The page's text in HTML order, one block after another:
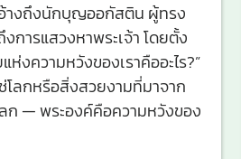
างถึงนักบุญออกัสติน ผู้ทรง
การแสวงหาพระเจ้า โดยตั้ง
ห่งความหวังของเราคืออะไร?”
ช่โลกหรือสิ่งสวยงามที่มาจาก
ก — พระองค์คือความหวังของ